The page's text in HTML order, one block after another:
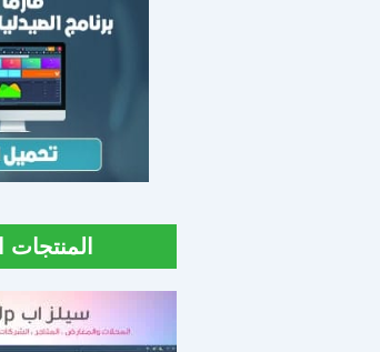
المنتجات